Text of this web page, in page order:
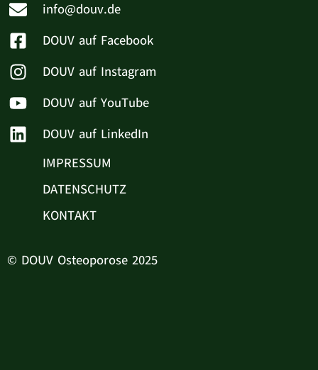
info@douv.de
DOUV auf Facebook
DOUV auf Instagram
DOUV auf YouTube
DOUV auf LinkedIn
IMPRESSUM
DATENSCHUTZ
KONTAKT
© DOUV Osteoporose 2025